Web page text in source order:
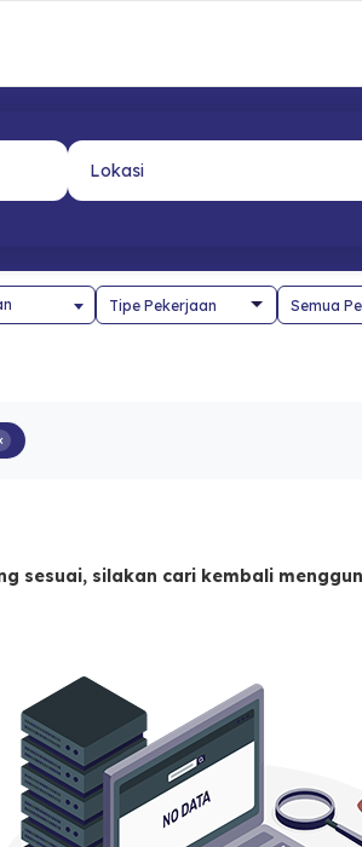
sesuai, silakan cari kembali